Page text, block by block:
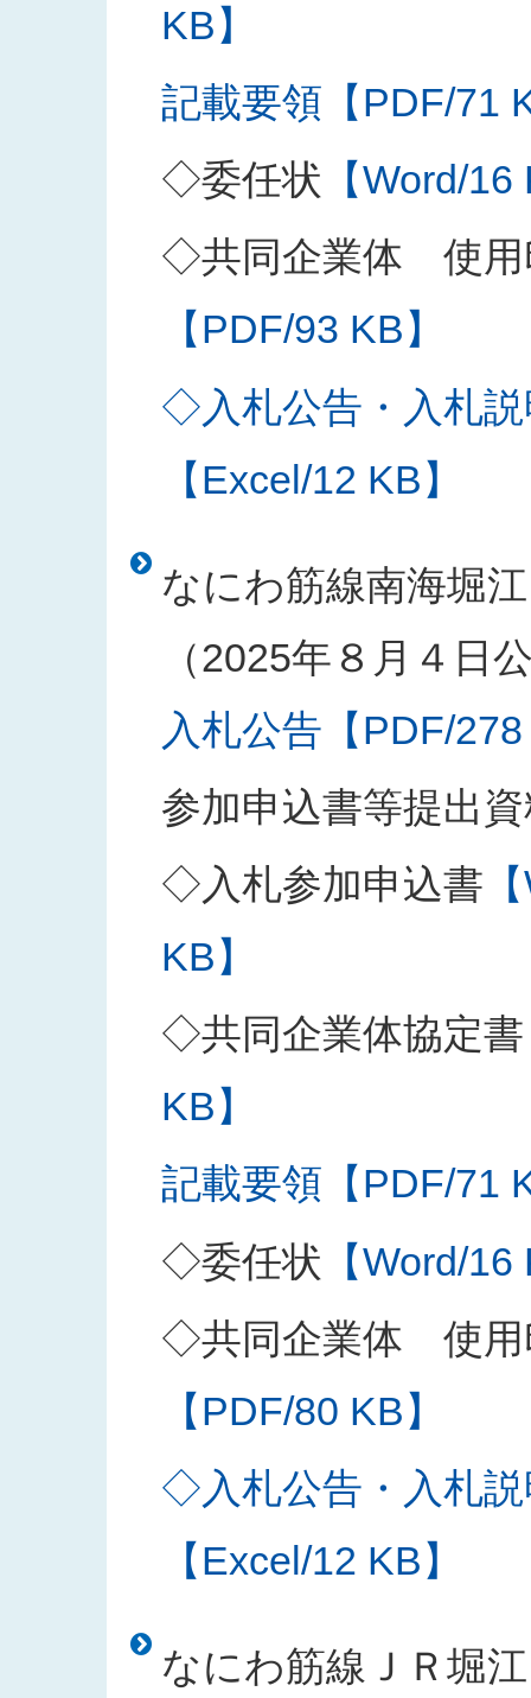
KB】
記載要領【PDF/71
◇委任状 【Word/
◇共同企業体 使用
【PDF/93 KB】
◇入札公告・入札
【Excel/12 KB】
なにわ筋線南海堀
（2025年８月４日
入札公告【PDF/
参加申込書等提出
◇入札参加申込書
KB】
◇共同企業体協定書
KB】
記載要領【PDF/71
◇委任状 【Word/
◇共同企業体 使用
【PDF/80 KB】
◇入札公告・入札
【Excel/12 KB】
なにわ筋線ＪＲ堀